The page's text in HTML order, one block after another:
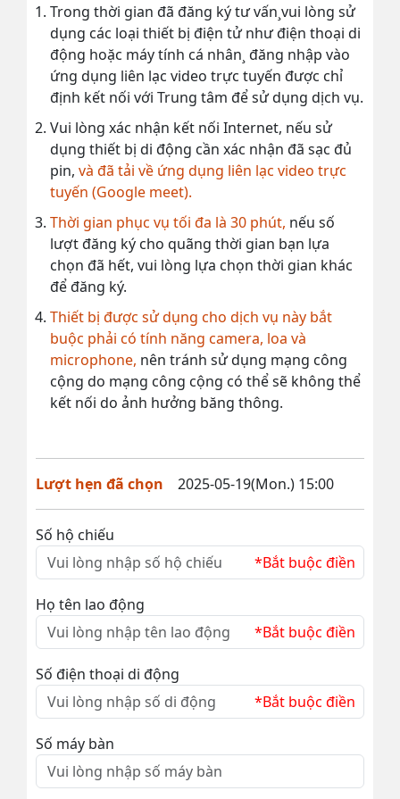
Trong thời gian đã đăng ký tư vấn¸vui lòng sử
dụng các loại thiết bị điện tử như điện thoại di
động hoặc máy tính cá nhân¸ đăng nhập vào
ứng dụng liên lạc video trực tuyến được chỉ
định kết nối với Trung tâm để sử dụng dịch vụ.
Vui lòng xác nhận kết nối Internet, nếu sử
dụng thiết bị di động cần xác nhận đã sạc đủ
pin, và đã tải về ứng dụng liên lạc video trực
tuyến (Google meet).
Thời gian phục vụ tối đa là 30 phút, nếu số
lượt đăng ký cho quãng thời gian bạn lựa
chọn đã hết, vui lòng lựa chọn thời gian khác
để đăng ký.
Thiết bị được sử dụng cho dịch vụ này bắt
buộc phải có tính năng camera, loa và
microphone, nên tránh sử dụng mạng công
cộng do mạng công cộng có thể sẽ không thể
kết nối do ảnh hưởng băng thông.
Lượt hẹn đã chọn 2025-05-19(Mon.) 15:00
Số hộ chiếu
*Bắt buộc điền
Họ tên lao động
*Bắt buộc điền
Số điện thoại di động
*Bắt buộc điền
Số máy bàn